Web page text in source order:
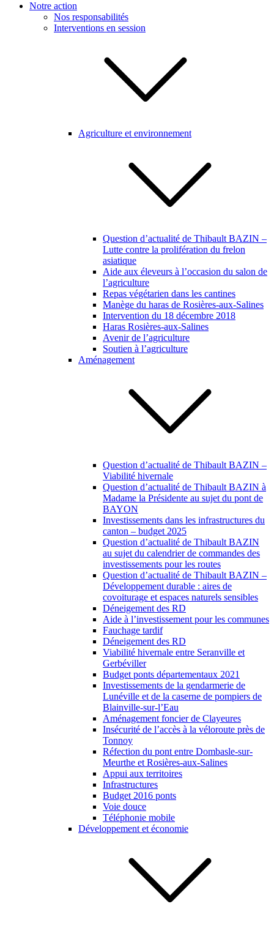
Notre action
Nos responsabilités
Interventions en session
Agriculture et environnement
Question d’actualité de Thibault BAZIN –
Lutte contre la prolifération du frelon
asiatique
Aide aux éleveurs à l’occasion du salon de
l’agriculture
Repas végétarien dans les cantines
Manège du haras de Rosières-aux-Salines
Intervention du 18 décembre 2018
Haras Rosières-aux-Salines
Avenir de l’agriculture
Soutien à l’agriculture
Aménagement
Question d’actualité de Thibault BAZIN –
Viabilité hivernale
Question d’actualité de Thibault BAZIN à
Madame la Présidente au sujet du pont de
BAYON
Investissements dans les infrastructures du
canton – budget 2025
Question d’actualité de Thibault BAZIN
au sujet du calendrier de commandes des
investissements pour les routes
Question d’actualité de Thibault BAZIN –
Développement durable : aires de
covoiturage et espaces naturels sensibles
Déneigement des RD
Aide à l’investissement pour les communes
Fauchage tardif
Déneigement des RD
Viabilité hivernale entre Seranville et
Gerbéviller
Budget ponts départementaux 2021
Investissements de la gendarmerie de
Lunéville et de la caserne de pompiers de
Blainville-sur-l’Eau
Aménagement foncier de Clayeures
Insécurité de l’accès à la véloroute près de
Tonnoy
Réfection du pont entre Dombasle-sur-
Meurthe et Rosières-aux-Salines
Appui aux territoires
Infrastructures
Budget 2016 ponts
Voie douce
Téléphonie mobile
Développement et économie